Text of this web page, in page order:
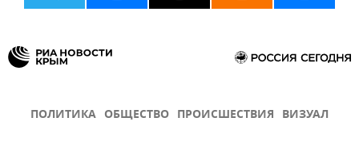
ПОЛИТИКА ОБЩЕСТВО ПРОИСШЕСТВИЯ ВИЗУАЛ